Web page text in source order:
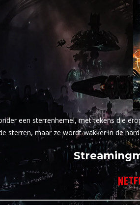
een sterrenhemel, met tekens die
sterren, maar ze wordt wakker in de